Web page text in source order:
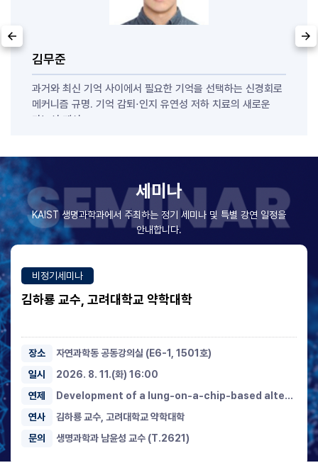
김무준
과거와 최신 기억 사이에서 필요한 기억을 선택하는 신경회로
메커니즘 규명. 기억 감퇴⋅인지 유연성 저하 치료의 새로운
가능성 제시
세미나
KAIST 생명과학과에서 주최하는 정기 세미나 및 특별 강연 일정을
안내합니다.
비정기세미나
김하룡 교수, 고려대학교 약학대학
장소
자연과학동 공동강의실 (E6-1, 1501호)
일시
2026. 8. 11.(화) 16:00
연제
Development of a lung-on-a-chip-based alternative inhalation toxicity testing method for chemical regulation
연사
김하룡 교수, 고려대학교 약학대학
문의
생명과학과 남윤성 교수 (T.2621)